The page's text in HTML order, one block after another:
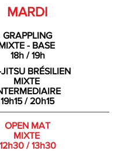
MARDI
GRAPPLING
- BASE
18h / 19h
BRÉSILIEN
MIXTE
19h15 / 20h15
OPEN MAT
MIXTE
12h30 / 13h30